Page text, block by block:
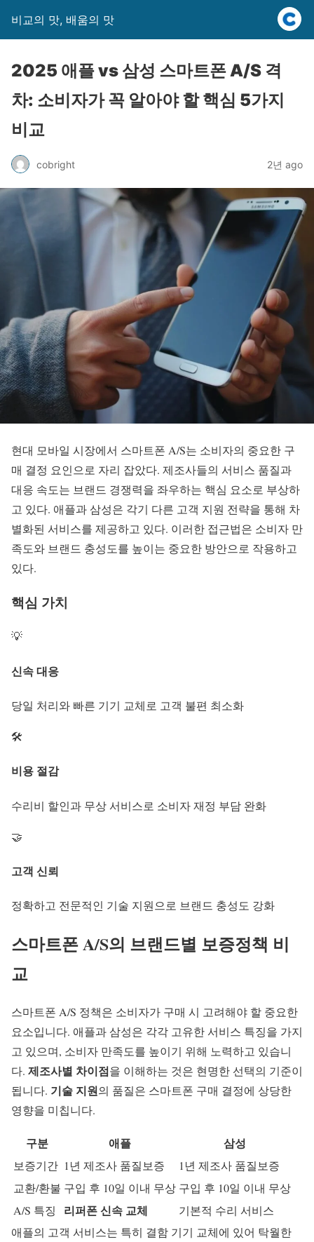
비교의 맛, 배움의 맛
2025 애플 vs 삼성 스마트폰 A/S 격
차: 소비자가 꼭 알아야 할 핵심 5가지
비교
cobright 2년 ago
현대 모바일 시장에서 스마트폰 A/S는 소비자의 중요한 구
매 결정 요인으로 자리 잡았다. 제조사들의 서비스 품질과
대응 속도는 브랜드 경쟁력을 좌우하는 핵심 요소로 부상하
고 있다. 애플과 삼성은 각기 다른 고객 지원 전략을 통해 차
별화된 서비스를 제공하고 있다. 이러한 접근법은 소비자 만
족도와 브랜드 충성도를 높이는 중요한 방안으로 작용하고
있다.
핵심 가치
💡
신속 대응
당일 처리와 빠른 기기 교체로 고객 불편 최소화
🛠️
비용 절감
수리비 할인과 무상 서비스로 소비자 재정 부담 완화
🤝
고객 신뢰
정확하고 전문적인 기술 지원으로 브랜드 충성도 강화
스마트폰 A/S의 브랜드별 보증정책 비
교
스마트폰 A/S 정책은 소비자가 구매 시 고려해야 할 중요한
요소입니다. 애플과 삼성은 각각 고유한 서비스 특징을 가지
고 있으며, 소비자 만족도를 높이기 위해 노력하고 있습니
다. 제조사별 차이점을 이해하는 것은 현명한 선택의 기준이
됩니다. 기술 지원의 품질은 스마트폰 구매 결정에 상당한
영향을 미칩니다.
구분 애플 삼성
보증기간 1년 제조사 품질보증
1년 제조사 품질보증
교환/환불 구입 후 10일 이내 무상 구입 후 10일 이내 무상
A/S 특징
리퍼폰 신속 교체
기본적 수리 서비스
애플의 고객 서비스는 특히 결함 기기 교체에 있어 탁월한